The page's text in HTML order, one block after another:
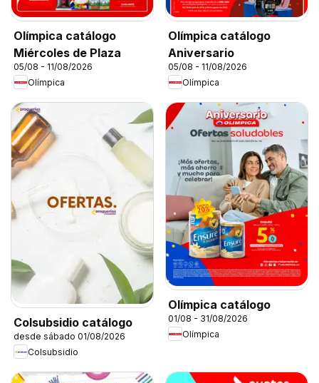
Olímpica catálogo
Miércoles de Plaza
05/08 - 11/08/2026
Olímpica
Olímpica catálogo
Aniversario
05/08 - 11/08/2026
Olímpica
Colsubsidio catálogo
desde sábado 01/08/2026
Colsubsidio
Olímpica catálogo
01/08 - 31/08/2026
Olímpica